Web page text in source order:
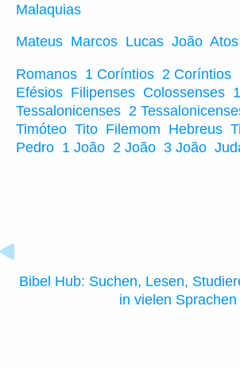
Malaquias
Mateus Marcos Lucas João Atos
Romanos 1 Coríntios 2 Coríntios
Efésios Filipenses Colossenses 1
Tessalonicenses 2
Timóteo Tito Filemom Hebreus
Pedro 1 João 2 João 3 João
Bibel Hub: Suchen, Lesen,
in vielen Sprachen